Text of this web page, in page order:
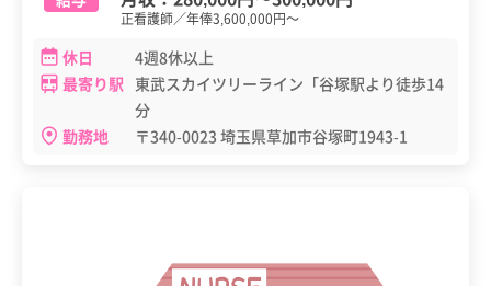
正看護師／年俸3,600,000円～
休日
4週8休以上
最寄り駅 東武スカイツリーライン「谷塚駅より徒歩14
分
勤務地
〒340-0023 埼玉県草加市谷塚町1943-1